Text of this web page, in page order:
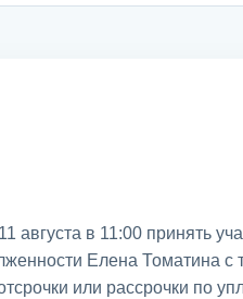
в 11:00 принять
Елена Томатина с
или рассрочки по